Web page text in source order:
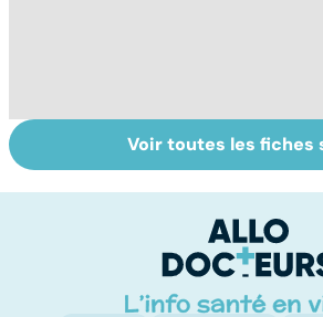
Tout savoir sur
les infections
le
Voir toutes les fiches